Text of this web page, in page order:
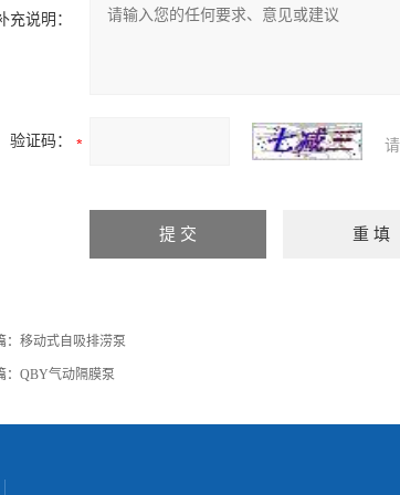
充说明：
验证码：
移动式自吸排涝泵
： QBY气动隔膜泵